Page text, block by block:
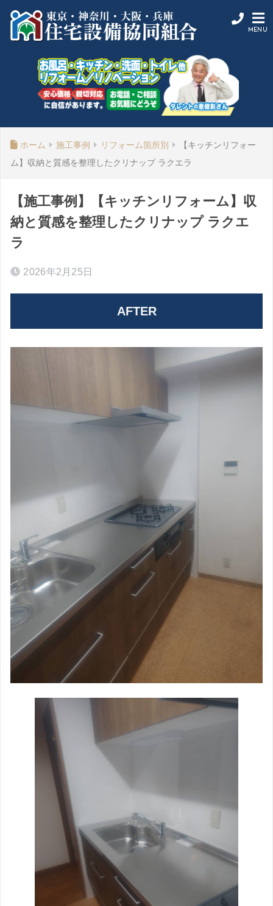
ホーム 施工事例 リフォーム箇所別
【キッチンリフォー
ム】収納と質感を整理したクリナップ ラクエラ
【施工事例】【キッチンリフォーム】収
納と質感を整理したクリナップ ラクエ
ラ
2026年2月25日
AFTER